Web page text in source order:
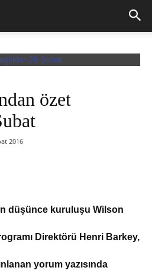
özet
2016
düşünce kuruluşu Wilson
Direktörü Henri Barkey,
yorum yazısında